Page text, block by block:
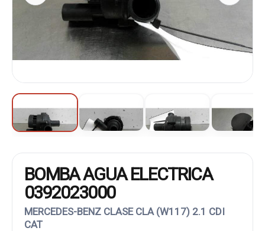
BOMBA AGUA ELECTRICA
0392023000
MERCEDES-BENZ CLASE CLA (W117) 2.1 CDI
CAT